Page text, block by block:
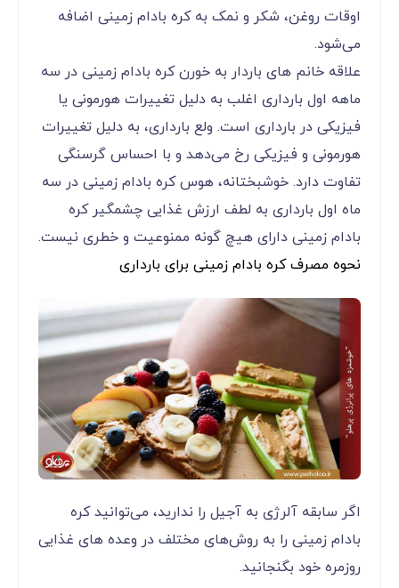
اوقات روغن، شکر و نمک به کره بادام زمینی اضافه
می‌‌‌‌‌‌‌‌‌‌‌‌شود.
علاقه خانم های باردار به خورن کره بادام زمینی در سه
ماهه اول بارداری اغلب به دلیل تغییرات هورمونی یا
فیزیکی در بارداری است. ولع بارداری، به دلیل تغییرات
هورمونی و فیزیکی رخ می‌‌‌‌‌‌‌‌‌‌‌‌دهد و با احساس گرسنگی
تفاوت دارد. خوشبختانه، هوس کره بادام‌ زمینی در سه
ماه اول بارداری به لطف ارزش غذایی چشمگیر کره
بادام زمینی دارای هیچ گونه ممنوعیت و خطری نیست.
نحوه مصرف کره بادام زمینی برای بارداری
اگر سابقه آلرژی به آجیل را ندارید، می‌‌‌‌‌‌‌‌‌‌‌‌توانید کره
بادام زمینی را به روش‌های مختلف در وعده های غذایی
روزمره خود بگنجانید.